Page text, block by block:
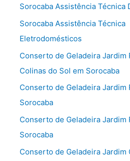
Sorocaba Assistência Técnica
Sorocaba Assistência Técnica
Eletrodomésticos
Conserto de Geladeira Jardim
Colinas do Sol em Sorocaba
Conserto de Geladeira Jardim
Sorocaba
Conserto de Geladeira Jardim
Sorocaba
Conserto de Geladeira Jardim